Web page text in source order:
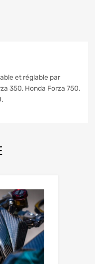
et réglable par
350, Honda Forza 750,